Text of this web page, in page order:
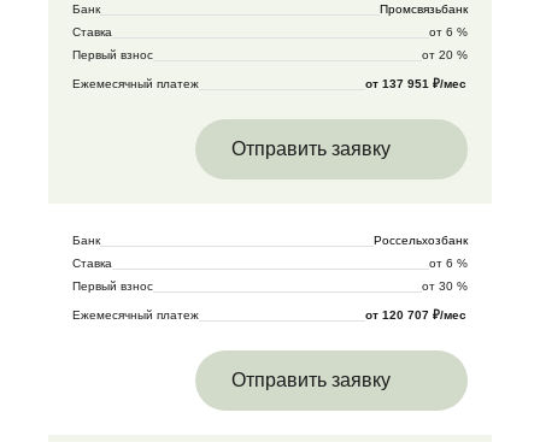
Банк
Промсвязьбанк
Ставка
от 6 %
Первый взнос
от 20 %
Ежемесячный платеж от 137 951 ₽/мес
Отправить заявку
Банк
Россельхозбанк
Ставка
от 6 %
Первый взнос
от 30 %
Ежемесячный платеж от 120 707 ₽/мес
Отправить заявку